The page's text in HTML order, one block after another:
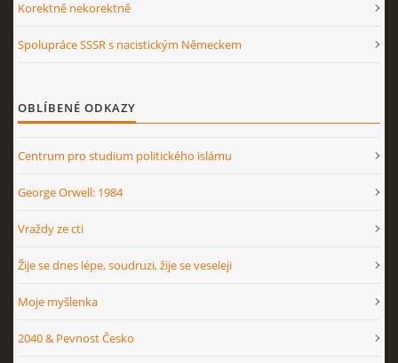
Korektně nekorektně
Spolupráce SSSR s nacistickým Německem
OBLÍBENÉ ODKAZY
Centrum pro studium politického islámu
George Orwell: 1984
Vraždy ze cti
Žije se dnes lépe, soudruzi, žije se veseleji
Moje myšlenka
2040 & Pevnost Česko